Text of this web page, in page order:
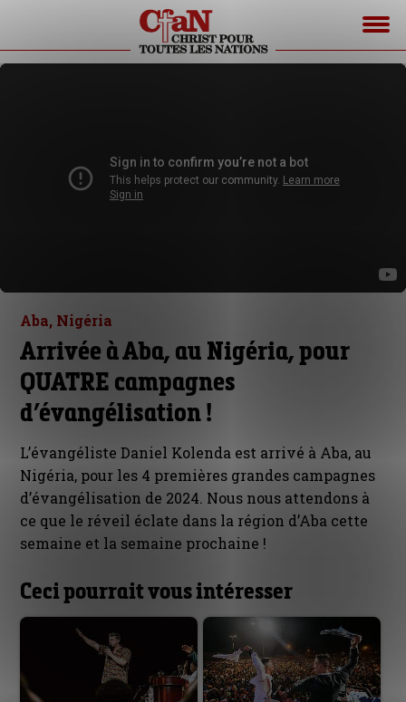
Aba, Nigéria
Arrivée à Aba, au Nigéria, pour
QUATRE campagnes
d’évangélisation !
L’évangéliste Daniel Kolenda est arrivé à Aba, au
Nigéria, pour les 4 premières grandes campagnes
d’évangélisation de 2024. Nous nous attendons à
ce que le réveil éclate dans la région d’Aba cette
semaine et la semaine prochaine !
Ceci pourrait vous intéresser